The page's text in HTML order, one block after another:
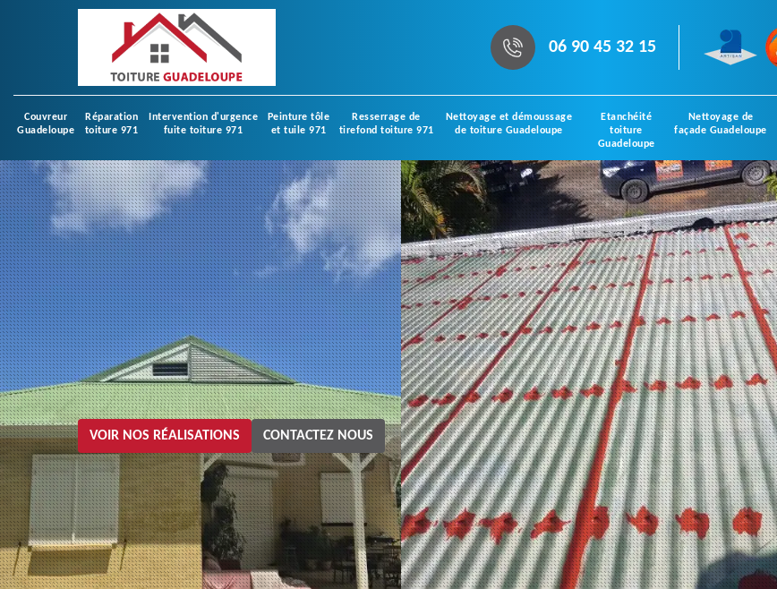
06 90 45 32 15
Couvreur
Guadeloupe
Réparation
toiture 971
Intervention d'urgence
fuite toiture 971
Peinture tôle
et tuile 971
Resserrage de
tirefond toiture 971
Nettoyage et démoussage
de toiture Guadeloupe
Etanchéité
toiture
Guadeloupe
Nettoyage de
façade Guadeloupe
VOIR NOS RÉALISATIONS CONTACTEZ NOUS